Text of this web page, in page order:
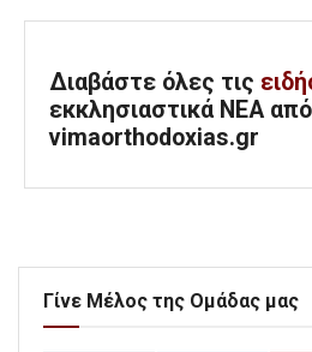
Διαβάστε όλες τις
εκκλησιαστικά ΝΕΑ
vimaorthodoxias.gr
Γίνε Μέλος της Ομάδας μας